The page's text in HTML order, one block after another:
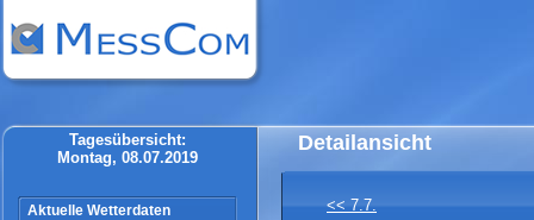
Tagesübersicht:
Montag, 08.07.2019
Detailansicht
<< 7.7.
Aktuelle Wetterdaten